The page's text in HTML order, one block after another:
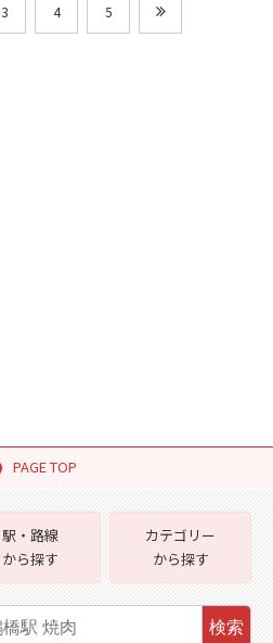
3 4 5
PAGE TOP
駅・路線
から探す
カテゴリー
から探す
検索